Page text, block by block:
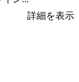
詳細を表示